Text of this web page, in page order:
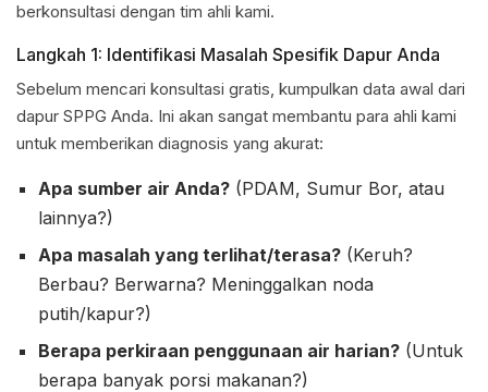
berkonsultasi dengan tim ahli kami.
Langkah 1: Identifikasi Masalah Spesifik Dapur Anda
Sebelum mencari konsultasi gratis, kumpulkan data awal dari
dapur SPPG Anda. Ini akan sangat membantu para ahli kami
untuk memberikan diagnosis yang akurat:
Apa sumber air Anda? (PDAM, Sumur Bor, atau
lainnya?)
Apa masalah yang terlihat/terasa? (Keruh?
Berbau? Berwarna? Meninggalkan noda
putih/kapur?)
Berapa perkiraan penggunaan air harian? (Untuk
berapa banyak porsi makanan?)